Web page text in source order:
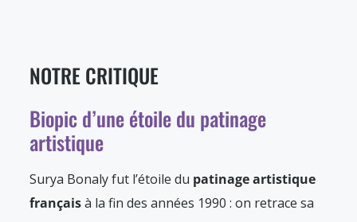
NOTRE CRITIQUE
Biopic d’une étoile du patinage
artistique
Surya Bonaly fut l’étoile du patinage artistique
françaisà la fin des années 1990 : on retrace sa